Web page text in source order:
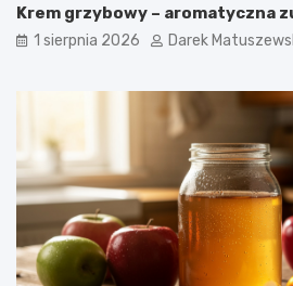
Krem grzybowy – aromatyczna
1 sierpnia 2026 Darek